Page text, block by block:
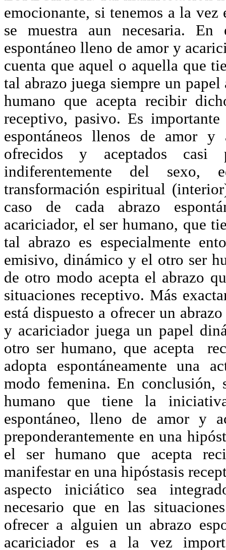
emocionante, si tenemos a la vez
se muestra aun necesaria.
espontáneo lleno de amor y
cuenta que aquel o aquella que
tal abrazo juega siempre un
humano que acepta recibir
receptivo, pasivo. Es importante
espontáneos llenos de amor y
ofrecidos y aceptados casi
indiferentemente del
transformación espiritual
caso de cada abrazo
acariciador, el ser humano, que
tal abrazo es especialmente
emisivo, dinámico y el otro ser
de otro modo acepta el abrazo
situaciones receptivo. Más
está dispuesto a ofrecer un
y acariciador juega un papel
otro ser humano, que acepta
adopta espontáneamente una
modo femenina. En conclusión,
humano que tiene la
espontáneo, lleno de amor y
preponderantemente en una
el ser humano que acepta
manifestar en una hipóstasis
aspecto iniciático sea
necesario que en las
ofrecer a alguien un abrazo
acariciador es a la vez